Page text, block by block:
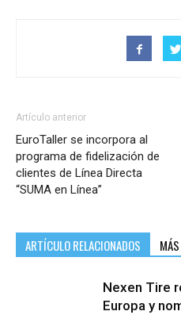
Artículo anterior
EuroTaller se incorpora al
programa de fidelización de
clientes de Línea Directa
“SUMA en Línea”
ARTÍCULO RELACIONADOS
Nexen Tire
Europa y